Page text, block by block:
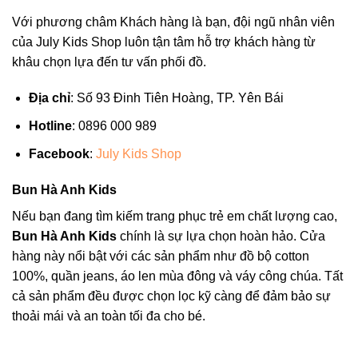
Với phương châm Khách hàng là bạn, đội ngũ nhân viên
của July Kids Shop luôn tận tâm hỗ trợ khách hàng từ
khâu chọn lựa đến tư vấn phối đồ.
Địa chỉ: Số 93 Đinh Tiên Hoàng, TP. Yên Bái
Hotline: 0896 000 989
Facebook: July Kids Shop
Bun Hà Anh Kids
Nếu bạn đang tìm kiếm trang phục trẻ em chất lượng cao,
Bun Hà Anh Kids chính là sự lựa chọn hoàn hảo. Cửa
hàng này nổi bật với các sản phẩm như đồ bộ cotton
100%, quần jeans, áo len mùa đông và váy công chúa. Tất
cả sản phẩm đều được chọn lọc kỹ càng để đảm bảo sự
thoải mái và an toàn tối đa cho bé.